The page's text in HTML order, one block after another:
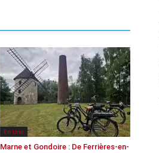
En Une
Marne et Gondoire : De Ferrières-en-